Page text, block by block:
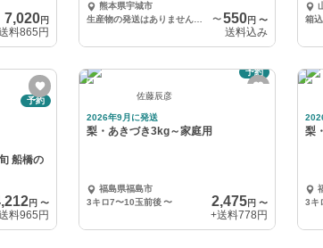
7,020円
料865円
熊本県宇城市
〜550円〜
送料込み
食
箱
予約
船橋の
円〜
料965円
予約
佐藤辰彦
2026年9月に発送
梨・あきづき3kg～家庭用
福島県福島市
3キロ7〜10玉前後 〜 2,475円〜
+送料778円
梨
3キ